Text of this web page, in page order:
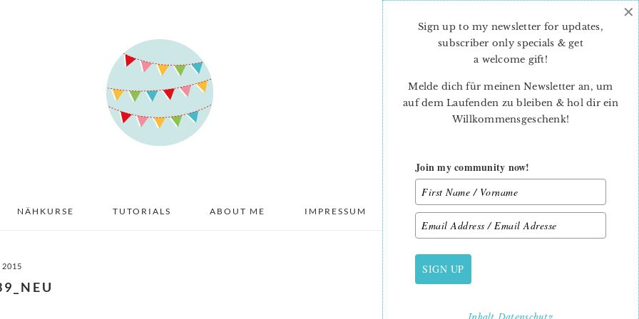
NÄHKURSE TUTORIALS ABOUT ME IMPRESSUM DATENSCHUTZ
2015
PRIMARY
SIDEBAR
Sign up to my newsletter for updates,
subscriber only specials & get
a welcome gift!
Melde dich für meinen Newsletter an, um
auf dem Laufenden zu bleiben & hol dir ein
Willkommensgeschenk!
Join my community now!
SIGN UP
×